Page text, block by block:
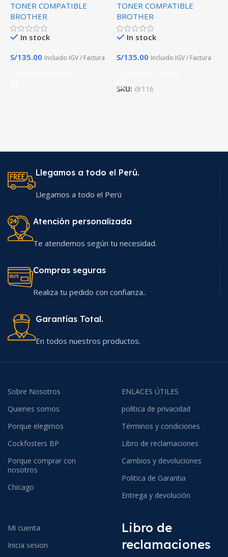
Premium
TONER COMPATIBLE
BROTHER
In stock
S/135.00 Incluido IGV / Factura
TONER COMPATIBLE
BROTHER
In stock
S/135.00 Incluido IGV / Factura
SKU: dr116
Llegamos a todo el Perú.
Llegamos a todo el Perú
Atención personalizada
Te atendemos según tu necesidad.
Compras seguras
Realiza tu pedido con confianza..
Garantías Total.
En todos nuestros productos.
Sobre Nosotros
Quienes somos
Porque elegirnos
Cockfosters BP
Porque comprar con
nosotros
Chicago
ENLACES ÚTILES
política de privacidad
Términos y condiciones
Libro de reclamaciones
Cambios y devoluciones
Politica de Garantia
Entrega y devolución
Mi cuenta
Inicia sesion
Libro de
reclamaciones